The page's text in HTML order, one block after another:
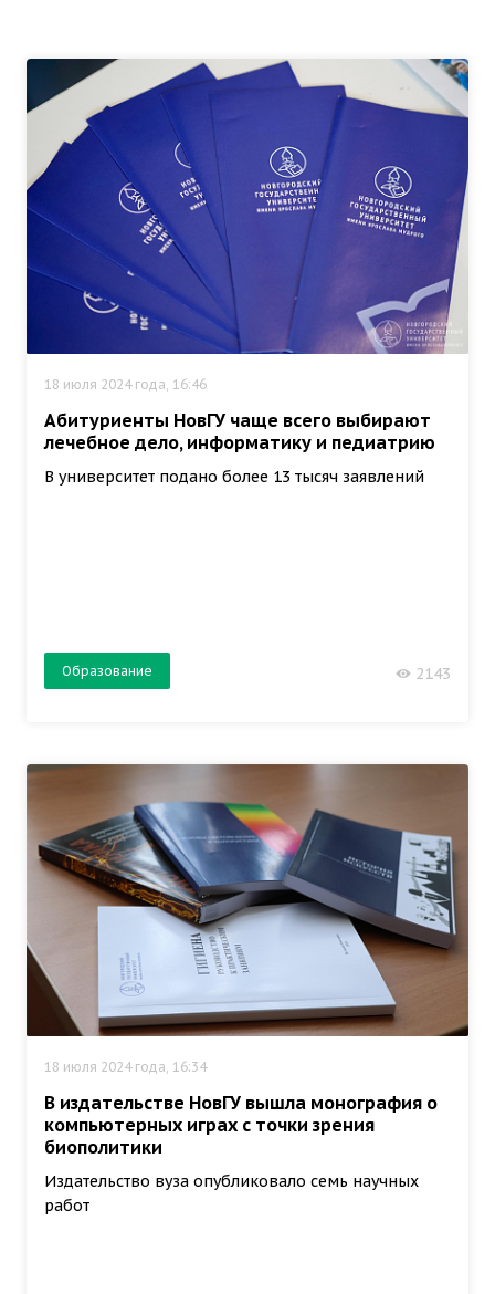
18 июля 2024 года, 16:46
Абитуриенты НовГУ чаще всего выбирают
лечебное дело, информатику и педиатрию
В университет подано более 13 тысяч заявлений
Образование 2143
18 июля 2024 года, 16:34
В издательстве НовГУ вышла монография о
компьютерных играх с точки зрения
биополитики
Издательство вуза опубликовало семь научных
работ